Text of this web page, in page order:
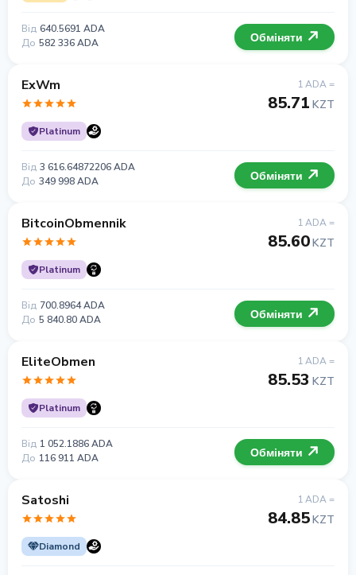
Від 640.5691 ADA
До 582 336 ADA Обміняти
ExWm
Platinum
1 ADA =
85.71 KZT
Від 3 616.64872206 ADA
До 349 998 ADA Обміняти
BitcoinObmennik
Platinum
1 ADA =
85.60KZT
Від 700.8964 ADA
До 5 840.80 ADA Обміняти
EliteObmen
Platinum
1 ADA =
85.53 KZT
Від 1 052.1886 ADA
До 116 911 ADA Обміняти
Satoshi
Diamond
1 ADA =
84.85KZT